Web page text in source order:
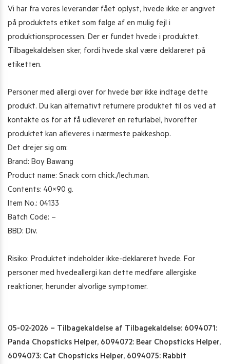
Vi har fra vores leverandør fået oplyst, hvede ikke er angivet
på produktets etiket som følge af en mulig fejl i
produktionsprocessen. Der er fundet hvede i produktet.
Tilbagekaldelsen sker, fordi hvede skal være deklareret på
etiketten.
Personer med allergi over for hvede bør ikke indtage dette
produkt. Du kan alternativt returnere produktet til os ved at
kontakte os for at få udleveret en returlabel, hvorefter
produktet kan afleveres i nærmeste pakkeshop.
Det drejer sig om:
Brand: Boy Bawang
Product name: Snack corn chick./lech.man.
Contents: 40×90 g.
Item No.: 04133
Batch Code: –
BBD: Div.
Risiko: Produktet indeholder ikke-deklareret hvede. For
personer med hvedeallergi kan dette medføre allergiske
reaktioner, herunder alvorlige symptomer.
05-02-2026 – Tilbagekaldelse af Tilbagekaldelse: 6094071:
Panda Chopsticks Helper, 6094072: Bear Chopsticks Helper,
6094073: Cat Chopsticks Helper, 6094075: Rabbit